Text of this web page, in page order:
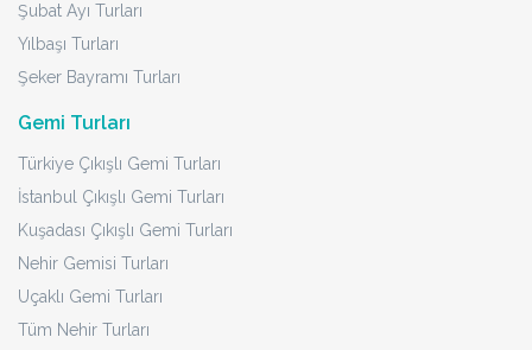
Şubat Ayı Turları
Yılbaşı Turları
Şeker Bayramı Turları
Gemi Turları
Türkiye Çıkışlı Gemi Turları
İstanbul Çıkışlı Gemi Turları
Kuşadası Çıkışlı Gemi Turları
Nehir Gemisi Turları
Uçaklı Gemi Turları
Tüm Nehir Turları